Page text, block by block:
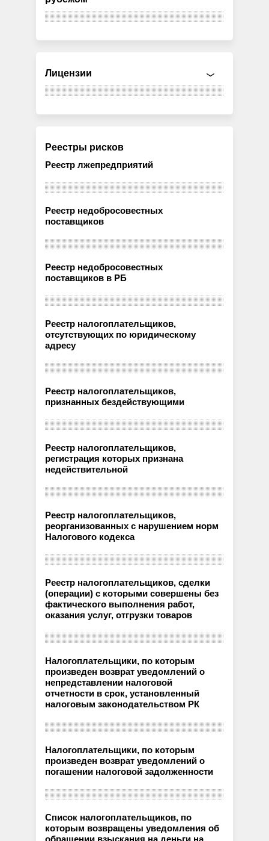
Лицензии
Реестры рисков
Реестр лжепредприятий
Реестр недобросовестных
поставщиков
Реестр недобросовестных
поставщиков в РБ
Реестр налогоплательщиков,
отсутствующих по юридическому
адресу
Реестр налогоплательщиков,
признанных бездействующими
Реестр налогоплательщиков,
регистрация которых признана
недействительной
Реестр налогоплательщиков,
реорганизованных с нарушением норм
Налогового кодекса
Реестр налогоплательщиков, сделки
(операции) с которыми совершены без
фактического выполнения работ,
оказания услуг, отгрузки товаров
Налогоплательщики, по которым
произведен возврат уведомлений о
непредставлении налоговой
отчетности в срок, установленный
налоговым законодательством РК
Налогоплательщики, по которым
произведен возврат уведомлений о
погашении налоговой задолженности
Список налогоплательщиков, по
которым возвращены уведомления об
обращении взыскания на деньги на